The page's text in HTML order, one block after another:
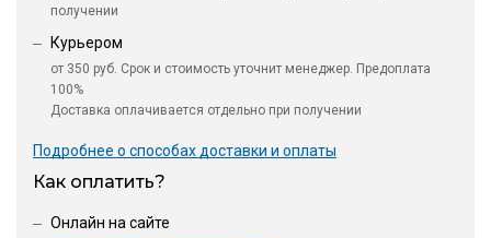
получении
Курьером
от 350 руб. Срок и стоимость уточнит менеджер. Предоплата
100%
Доставка оплачивается отдельно при получении
Подробнее о способах доставки и оплаты
Как оплатить?
Онлайн на сайте